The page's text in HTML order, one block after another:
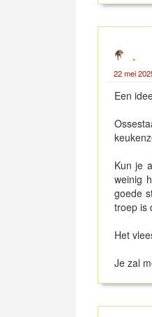
.
22 mei
Een
Kun je
weinig
goede
troep is
Het
Je zal